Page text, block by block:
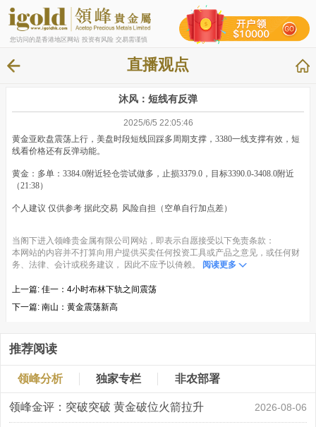
您访问的是香港地区网站 投资有风险 交易需谨慎
直播观点
沐风：短线有反弹
2025/6/5 22:05:46
黄金亚欧盘震荡上行，美盘时段短线回踩多周期支撑，3380一线支撑有效，短
线看价格还有反弹动能。
黄金：多单：3384.0附近轻仓尝试做多，止损3379.0，目标3390.0-3408.0附近
（21:38）
个人建议 仅供参考 据此交易 风险自担（空单自行加点差）
当阁下进入领峰贵金属有限公司网站，即表示自愿接受以下免责条款：
本网站的内容并不打算向用户提供买卖任何投资工具或产品之意见，或任何财
务、法律、会计或税务建议， 因此不应予以倚赖。
阅读更多
上一篇: 佳一：4小时布林下轨之间震荡
下一篇: 南山：黄金震荡新高
推荐阅读
领峰分析 独家专栏 非农部署
领峰金评：突破突破 黄金破位火箭拉升 2026-08-06